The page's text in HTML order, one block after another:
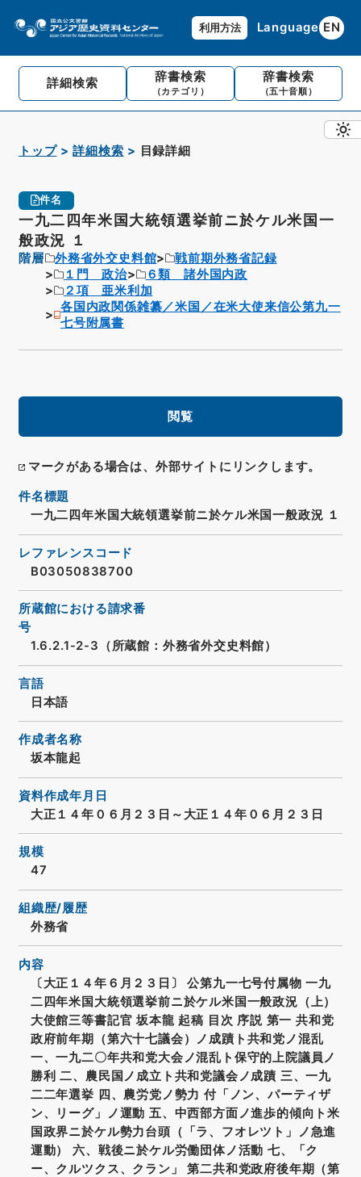
利用方法 Language EN
詳細検索 辞書検索
（カテゴリ）
辞書検索
（五十音順）
トップ 詳細検索 目録詳細
件名
一九二四年米国大統領選挙前ニ於ケル米国一
般政況 １
階層 外務省外交史料館
戦前期外務省記録
１門 政治
６類 諸外国内政
２項 亜米利加
各国内政関係雑纂／米国／在米大使来信公第九一
七号附属書
閲覧
マークがある場合は、外部サイトにリンクします。
件名標題
一九二四年米国大統領選挙前ニ於ケル米国一般政況 １
レファレンスコード
B03050838700
所蔵館における請求番
号
1.6.2.1-2-3（所蔵館：外務省外交史料館）
言語
日本語
作成者名称
坂本龍起
資料作成年月日
大正１４年０６月２３日～大正１４年０６月２３日
規模
47
組織歴/履歴
外務省
内容
〔大正１４年６月２３日〕 公第九一七号付属物 一九
二四年米国大統領選挙前ニ於ケル米国一般政況（上）
大使館三等書記官 坂本龍 起稿 目次 序説 第一 共和党
政府前年期（第六十七議会）ノ成蹟ト共和党ノ混乱
一、一九二〇年共和党大会ノ混乱ト保守的上院議員ノ
勝利 二、農民国ノ成立ト共和党議会ノ成蹟 三、一九
二二年選挙 四、農労党ノ勢力 付「ノン、パーティザ
ン、リーグ」ノ運動 五、中西部方面ノ進歩的傾向ト米
国政界ニ於ケル勢力台頭（「ラ、フオレツト」ノ急進
運動） 六、戦後ニ於ケル労働団体ノ活動 七、「ク
ー、クルツクス、クラン」 第二共和党政府後年期（第